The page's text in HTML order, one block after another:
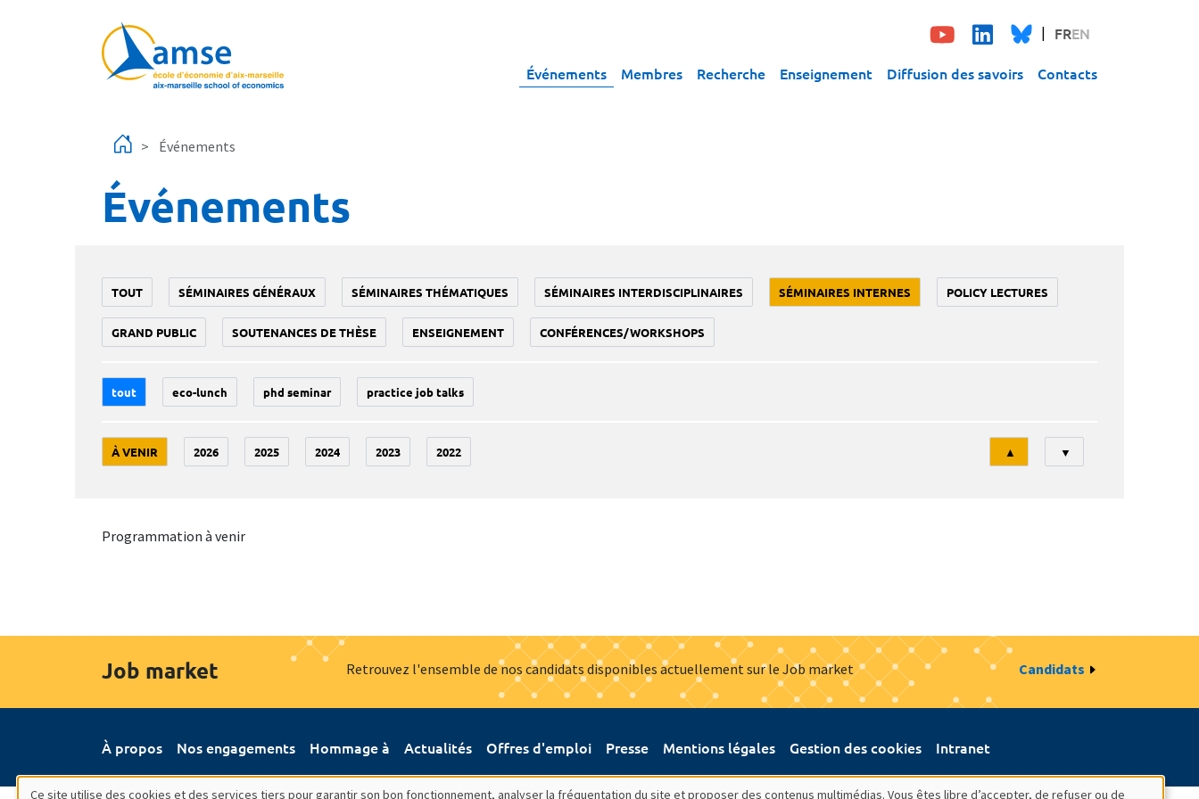
FREN
Événements Membres Recherche Enseignement Diffusion des savoirs Contacts
Événements
Événements
TOUT SÉMINAIRES GÉNÉRAUX SÉMINAIRES THÉMATIQUES SÉMINAIRES INTERDISCIPLINAIRES SÉMINAIRES INTERNES POLICY LECTURES
GRAND PUBLIC SOUTENANCES DE THÈSE ENSEIGNEMENT CONFÉRENCES/WORKSHOPS
tout eco-lunch phd seminar practice job talks
À VENIR 2026 2025 2024 2023 2022
Tri
▲ ▼
Programmation à venir
Job market Retrouvez l'ensemble de nos candidats disponibles actuellement sur le Job market Candidats
À propos Nos engagements Hommage à Actualités Offres d'emploi Presse Mentions légales Gestion des cookies Intranet
Ce site utilise des cookies et des services tiers pour garantir son bon fonctionnement, analyser la fréquentation du site et proposer des contenus multimédias. Vous êtes libre d’accepter, de refuser ou de